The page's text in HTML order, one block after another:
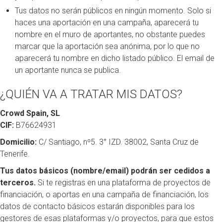
Tus datos no serán públicos en ningún momento. Solo si
haces una aportación en una campaña, aparecerá tu
nombre en el muro de aportantes, no obstante puedes
marcar que la aportación sea anónima, por lo que no
aparecerá tu nombre en dicho listado público. El email de
un aportante nunca se publica.
¿QUIÉN VA A TRATAR MIS DATOS?
Crowd Spain, SL
CIF: B76624931
Domicilio: C/ Santiago, nº5. 3° IZD. 38002, Santa Cruz de
Tenerife.
Tus datos básicos (nombre/email) podrán ser cedidos a
terceros. Si te registras en una plataforma de proyectos de
financiación, o aportas en una campaña de financiación, los
datos de contacto básicos estarán disponibles para los
gestores de esas plataformas y/o proyectos, para que estos